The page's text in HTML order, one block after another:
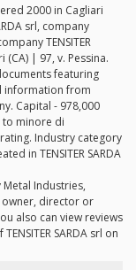
2000 in Cagliari
srl, company
TENSITER
(CA) | 97, v. Pessina.
featuring
information from
Capital - 978,000
to minore di
Industry category
in TENSITER SARDA
Metal Industries,
director or
also can view reviews
SARDA srl on